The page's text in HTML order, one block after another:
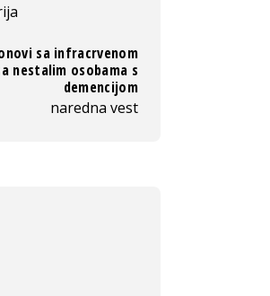
sa infracrvenom
nestalim osobama s
demencijom
naredna vest